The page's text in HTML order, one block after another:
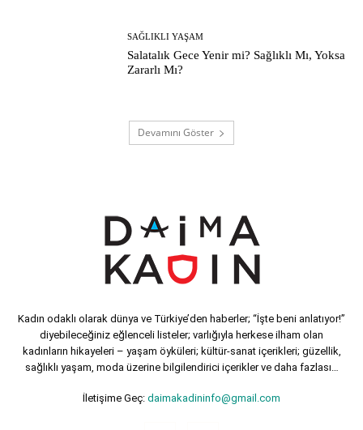
SAĞLIKLI YAŞAM
Salatalık Gece Yenir mi? Sağlıklı Mı, Yoksa
Zararlı Mı?
Devamını Göster
Kadın odaklı olarak dünya ve Türkiye’den haberler; “İşte beni anlatıyor!”
diyebileceğiniz eğlenceli listeler; varlığıyla herkese ilham olan
kadınların hikayeleri – yaşam öyküleri; kültür-sanat içerikleri; güzellik,
sağlıklı yaşam, moda üzerine bilgilendirici içerikler ve daha fazlası…
İletişime Geç: daimakadininfo@gmail.com